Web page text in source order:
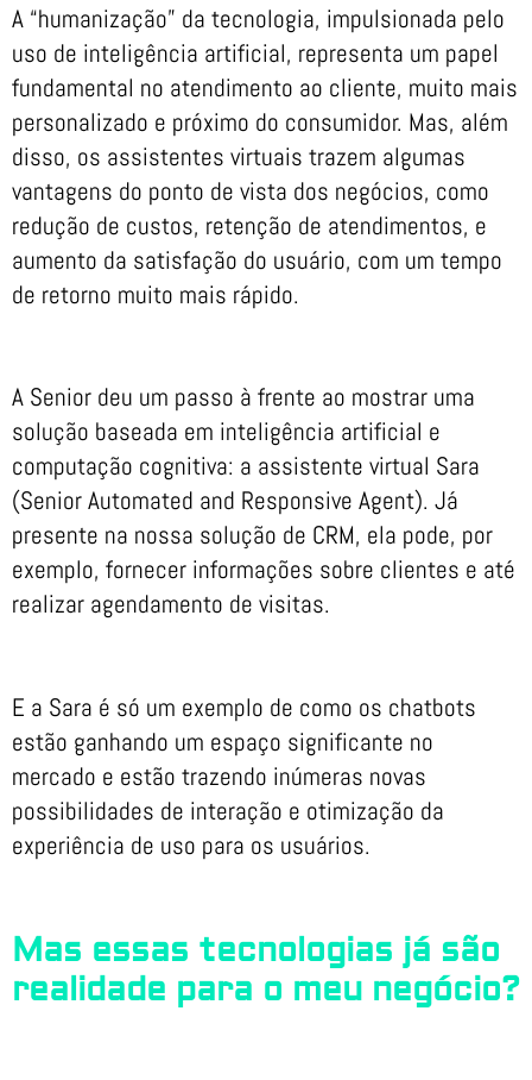
A “humanização” da tecnologia, impulsionada pelo
uso de inteligência artificial, representa um papel
fundamental no atendimento ao cliente, muito mais
personalizado e próximo do consumidor. Mas, além
disso, os assistentes virtuais trazem algumas
vantagens do ponto de vista dos negócios, como
redução de custos, retenção de atendimentos, e
aumento da satisfação do usuário, com um tempo
de retorno muito mais rápido.
A Senior deu um passo à frente ao mostrar uma
solução baseada em inteligência artificial e
computação cognitiva: a assistente virtual Sara
(Senior Automated and Responsive Agent). Já
presente na nossa solução de CRM, ela pode, por
exemplo, fornecer informações sobre clientes e até
realizar agendamento de visitas.
E a Sara é só um exemplo de como os chatbots
estão ganhando um espaço significante no
mercado e estão trazendo inúmeras novas
possibilidades de interação e otimização da
experiência de uso para os usuários.
Mas essas tecnologias já são
realidade para o meu negócio?